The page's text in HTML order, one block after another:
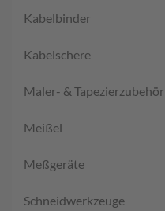
Kabelbinder
Kabelschere
Maler- & Tapezierzubehör
Meißel
Meßgeräte
Schneidwerkzeuge